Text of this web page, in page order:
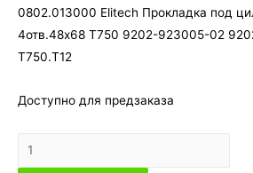
0802.013000 Elitech Прокладка под
4отв.48х68 Т750 9202-923005-02
Т750.Т12
Доступно для предзаказа
Количество
товара